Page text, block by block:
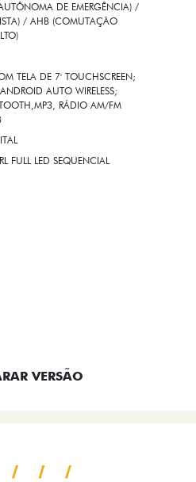
DE EMERGÊNCIA) /
/ AHB (COMUTAÇÃO
TELA DE 7' TOUCHSCREEN;
ANDROID AUTO WIRELESS;
RÁDIO AM/FM
FULL LED SEQUENCIAL
VERSÃO